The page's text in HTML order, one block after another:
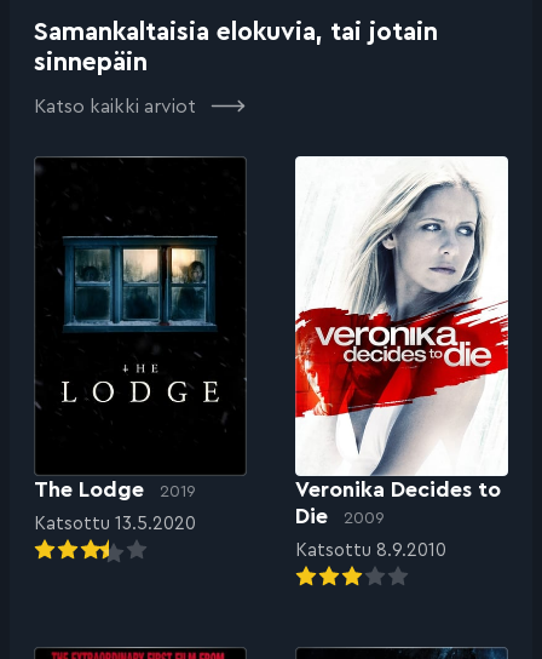
Samankaltaisia elokuvia, tai jotain
sinnepäin
Katso kaikki arviot
The Lodge 2019
Katsottu 13.5.2020
Veronika Decides to
Die
2009
Katsottu 8.9.2010